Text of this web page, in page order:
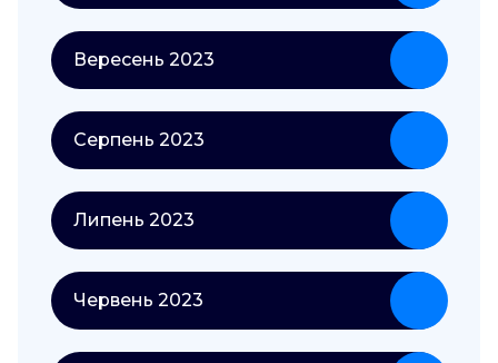
Вересень 2023
Серпень 2023
Липень 2023
Червень 2023